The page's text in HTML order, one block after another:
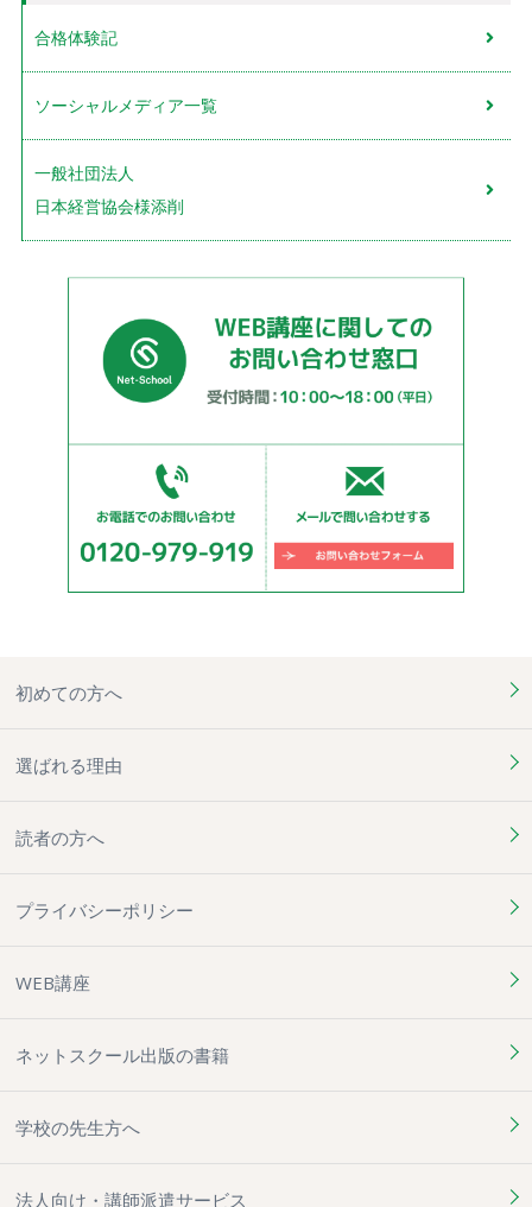
合格体験記
ソーシャルメディア一覧
一般社団法人
日本経営協会様添削
初めての方へ
選ばれる理由
読者の方へ
プライバシーポリシー
WEB講座
ネットスクール出版の書籍
学校の先生方へ
法人向け・講師派遣サービス